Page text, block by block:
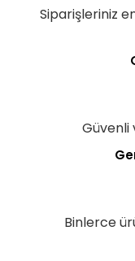
Siparişleriniz
Güvenli
Binlerce